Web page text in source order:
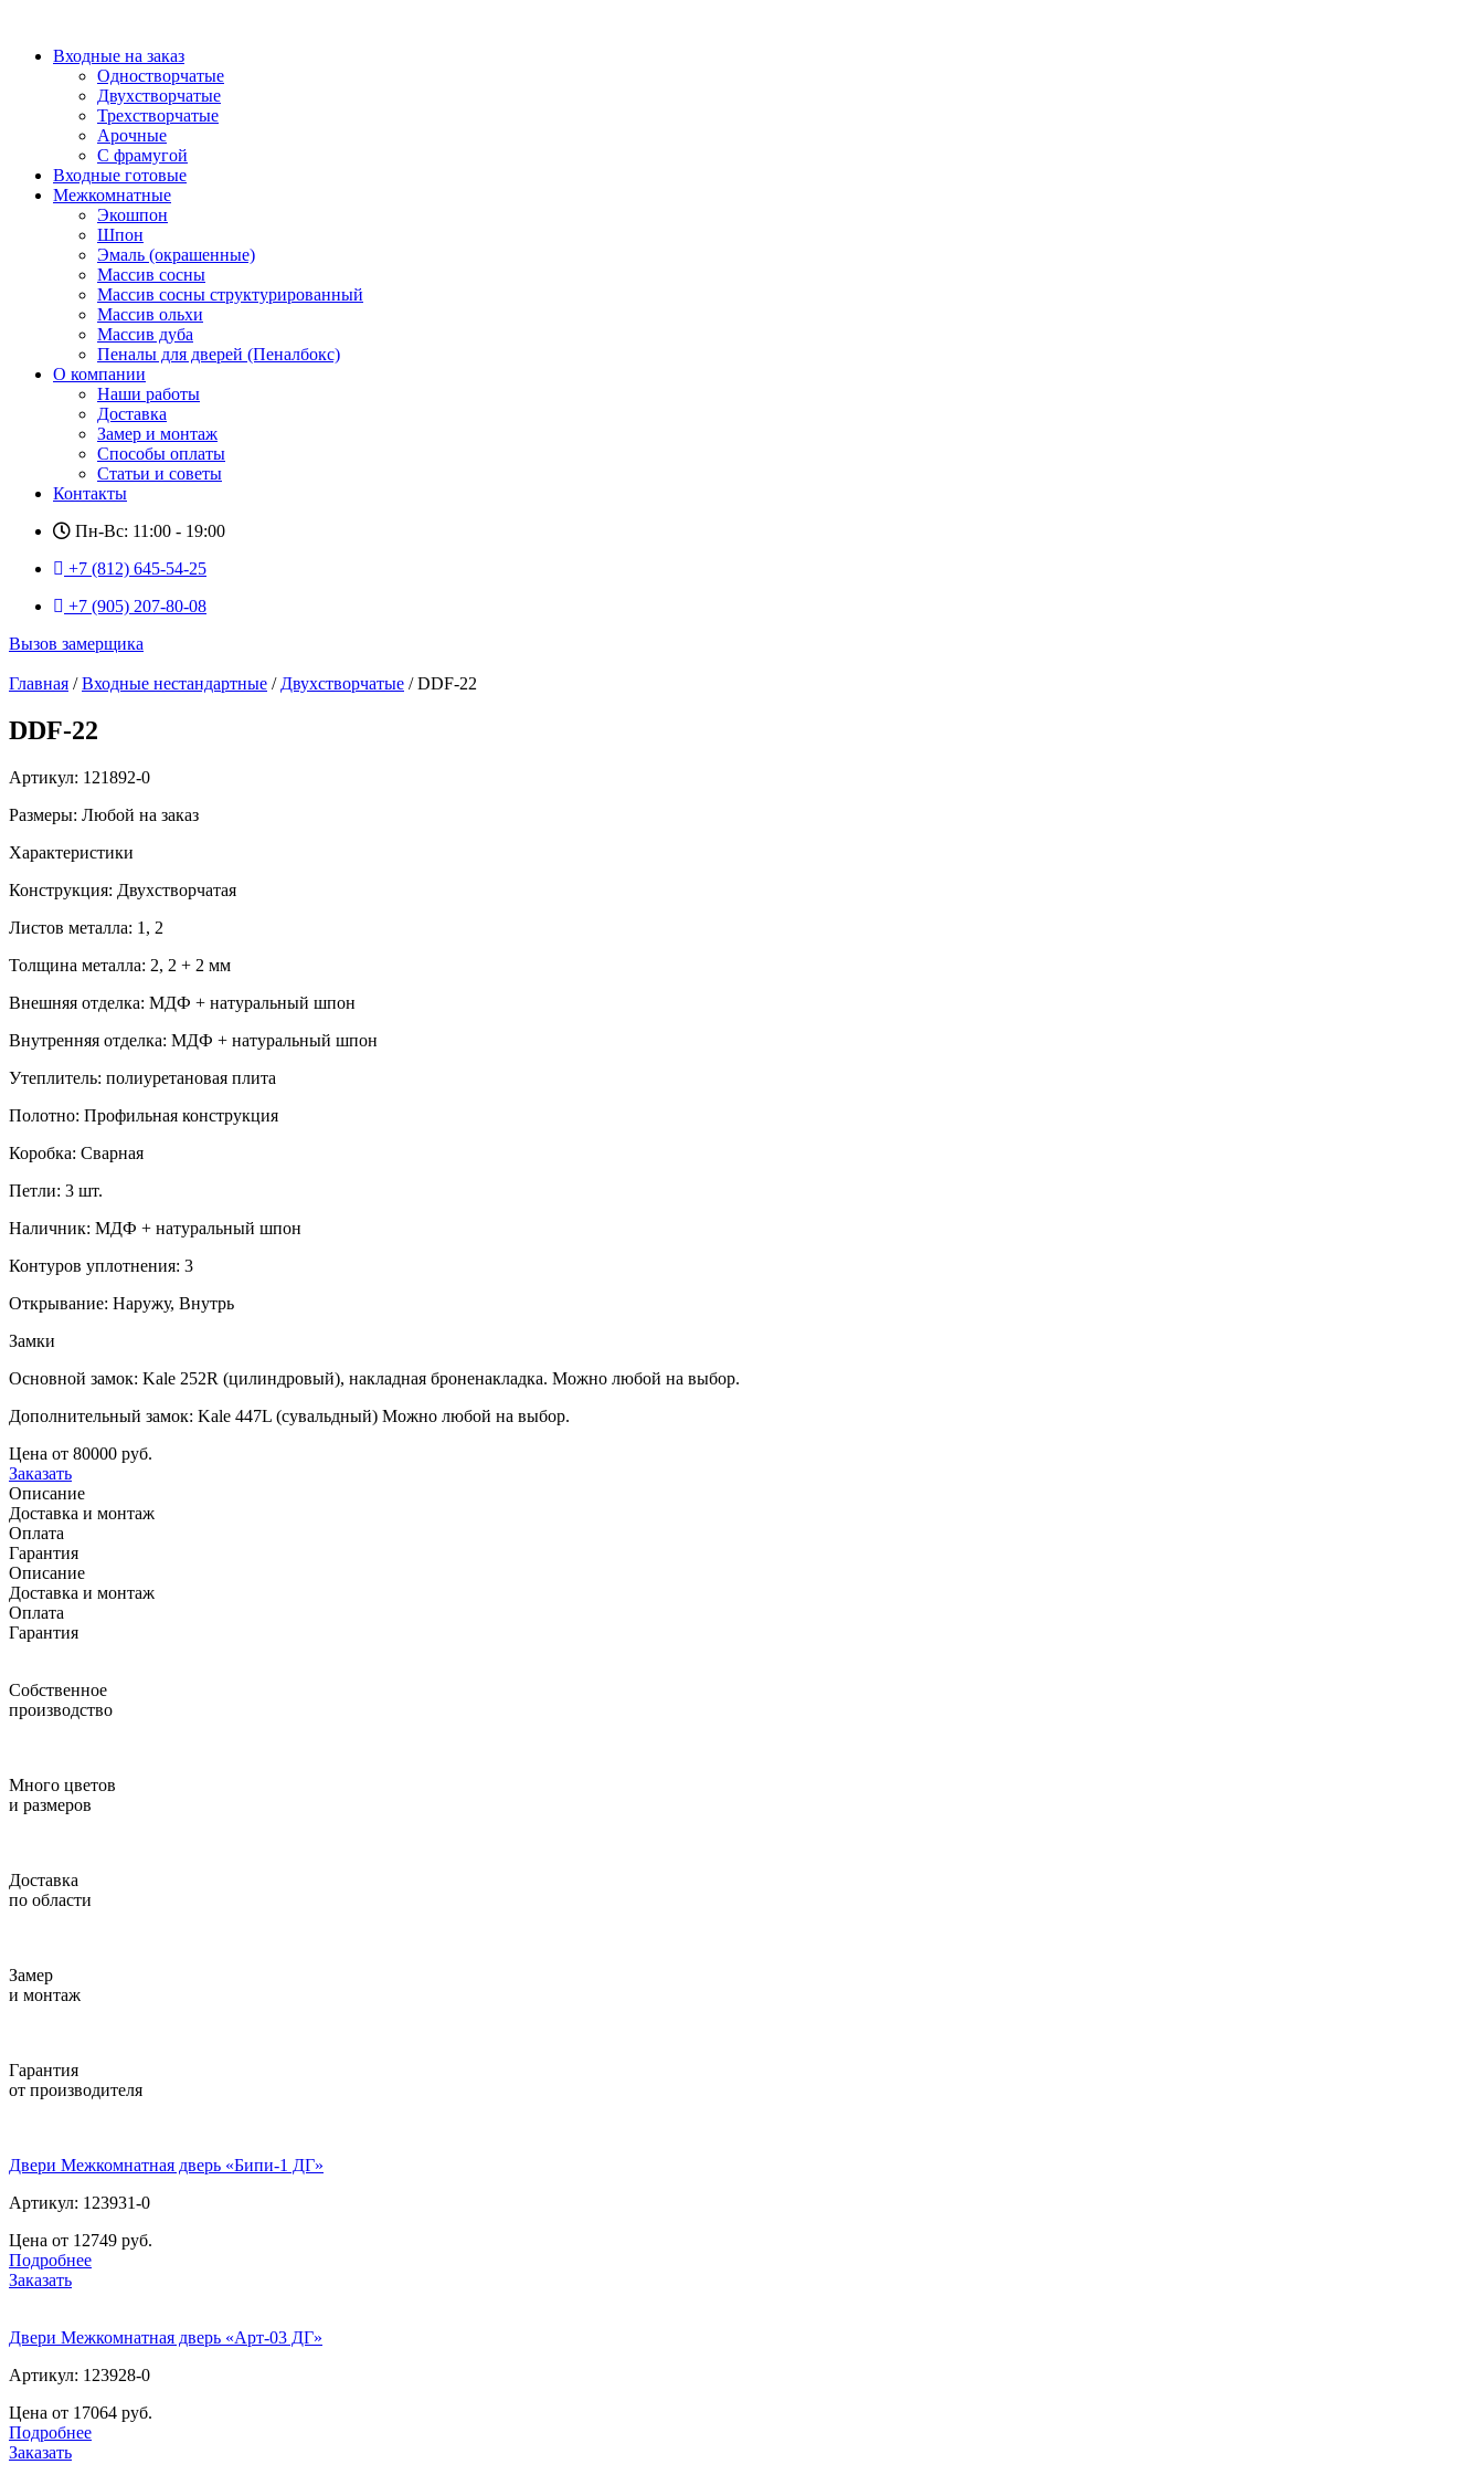
содержимому
Входные на заказ
Одностворчатые
Двухстворчатые
Трехстворчатые
Арочные
С фрамугой
Входные готовые
Межкомнатные
Экошпон
Шпон
Эмаль (окрашенные)
Массив сосны
Массив сосны структурированный
Массив ольхи
Массив дуба
Пеналы для дверей (Пеналбокс)
О компании
Наши работы
Доставка
Замер и монтаж
Способы оплаты
Статьи и советы
Контакты
Пн-Вс: 11:00 - 19:00
+7 (812) 645-54-25
+7 (905) 207-80-08
Вызов замерщика
Главная /Входные нестандартные / Двухстворчатые / DDF-22
DDF-22
Артикул: 121892-0
Размеры: Любой на заказ
Характеристики
Конструкция: Двухстворчатая
Листов металла: 1, 2
Толщина металла: 2, 2 + 2 мм
Внешняя отделка: МДФ + натуральный шпон
Внутренняя отделка: МДФ + натуральный шпон
Утеплитель: полиуретановая плита
Полотно: Профильная конструкция
Коробка: Сварная
Петли: 3 шт.
Наличник: МДФ + натуральный шпон
Контуров уплотнения: 3
Открывание: Наружу, Внутрь
Замки
Основной замок: Kale 252R (цилиндровый), накладная броненакладка. Можно любой на выбор.
Дополнительный замок: Kale 447L (сувальдный) Можно любой на выбор.
Цена от 80000 руб.
Заказать
Описание
Доставка и монтаж
Оплата
Гарантия
Описание
Доставка и монтаж
Оплата
Гарантия
Собственное
производство
Много цветов
и размеров
Доставка
по области
Замер
и монтаж
Гарантия
от производителя
Двери Межкомнатная дверь «Бипи-1 ДГ»
Артикул: 123931-0
Цена от 12749 руб.
Подробнее
Заказать
Двери Межкомнатная дверь «Арт-03 ДГ»
Артикул: 123928-0
Цена от 17064 руб.
Подробнее
Заказать